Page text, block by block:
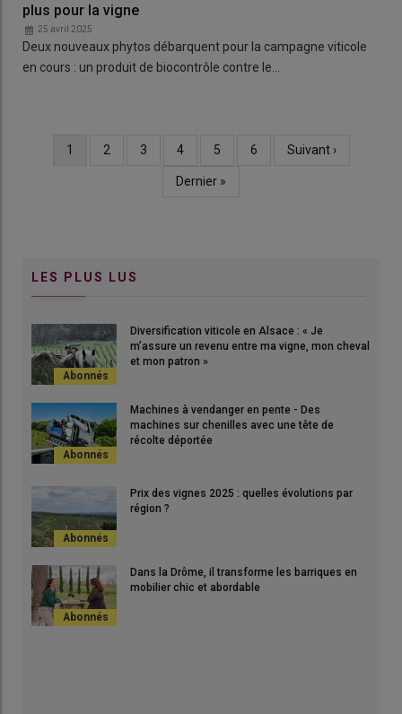
plus pour la vigne
25 avril 2025
Deux nouveaux phytos débarquent pour la campagne viticole
en cours : un produit de biocontrôle contre le…
Page
1 Page
2 Page
3 Page
4 Page
5 Page
6
Page
Suivant ›
Dernière
Dernier »
LES PLUS LUS
Diversification viticole en Alsace : « Je
m’assure un revenu entre ma vigne, mon cheval
et mon patron »
Machines à vendanger en pente - Des
machines sur chenilles avec une tête de
récolte déportée
Prix des vignes 2025 : quelles évolutions par
région ?
Dans la Drôme, il transforme les barriques en
mobilier chic et abordable